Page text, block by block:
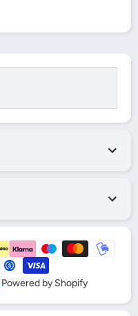
Powered by Shopify